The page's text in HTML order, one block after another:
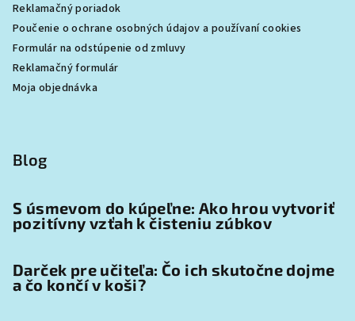
Reklamačný poriadok
Poučenie o ochrane osobných údajov a používaní cookies
Formulár na odstúpenie od zmluvy
Reklamačný formulár
Moja objednávka
Blog
S úsmevom do kúpeľne: Ako hrou vytvoriť
pozitívny vzťah k čisteniu zúbkov
Darček pre učiteľa: Čo ich skutočne dojme
a čo končí v koši?